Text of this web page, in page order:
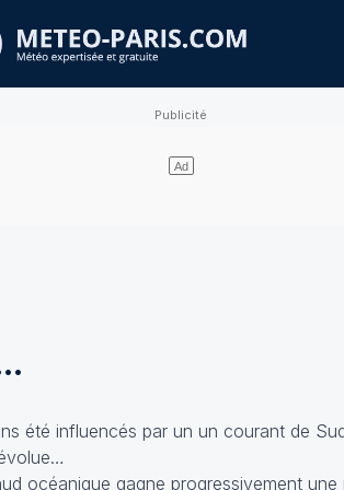
été influencés par un un courant de
océanique gagne progressivement une